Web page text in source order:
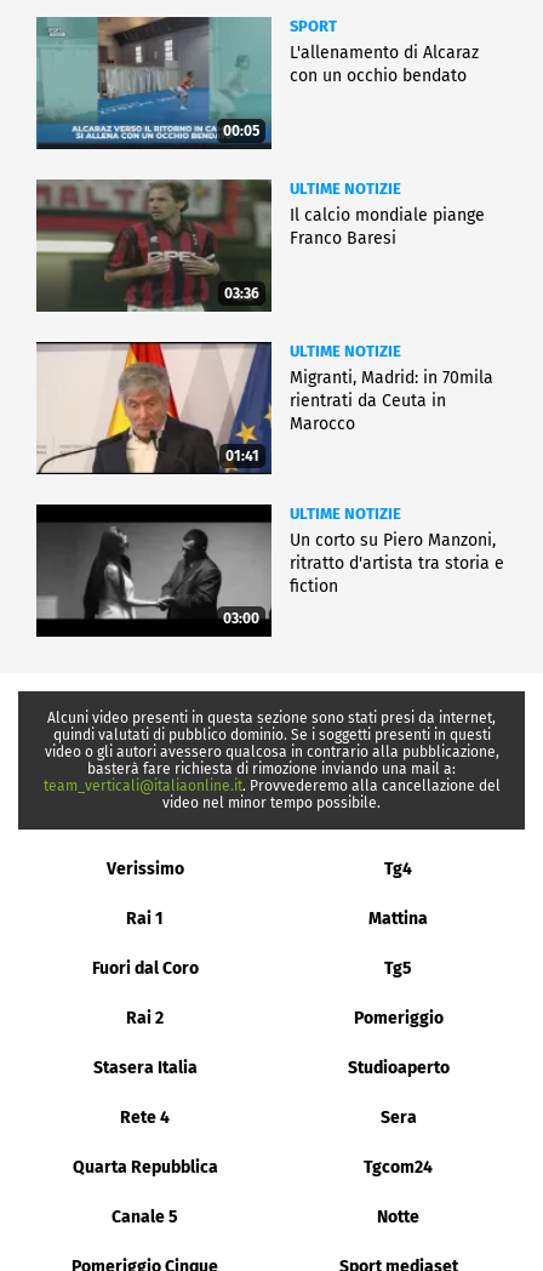
00:05
SPORT
L'allenamento di Alcaraz
con un occhio bendato
03:36
ULTIME NOTIZIE
Il calcio mondiale piange
Franco Baresi
01:41
ULTIME NOTIZIE
Migranti, Madrid: in 70mila
rientrati da Ceuta in
Marocco
03:00
ULTIME NOTIZIE
Un corto su Piero Manzoni,
ritratto d'artista tra storia e
fiction
Alcuni video presenti in questa sezione sono stati presi da internet,
quindi valutati di pubblico dominio. Se i soggetti presenti in questi
video o gli autori avessero qualcosa in contrario alla pubblicazione,
basterà fare richiesta di rimozione inviando una mail a:
team_verticali@italiaonline.it. Provvederemo alla cancellazione del
video nel minor tempo possibile.
Verissimo Tg4
Rai 1 Mattina
Fuori dal Coro Tg5
Rai 2 Pomeriggio
Stasera Italia Studioaperto
Rete 4 Sera
Quarta Repubblica Tgcom24
Canale 5 Notte